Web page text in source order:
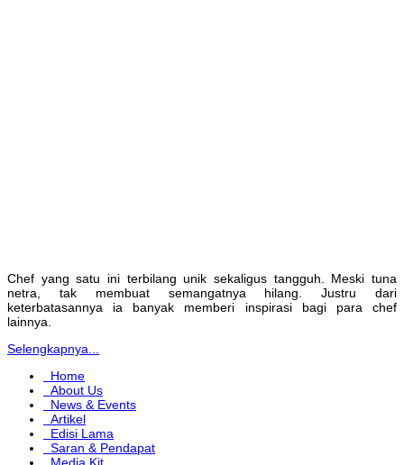
Chef yang satu ini terbilang unik sekaligus tangguh. Meski tuna
netra, tak membuat semangatnya hilang. Justru dari
keterbatasannya ia banyak memberi inspirasi bagi para chef
lainnya.
Selengkapnya...
Home
About Us
News & Events
Artikel
Edisi Lama
Saran & Pendapat
Media Kit